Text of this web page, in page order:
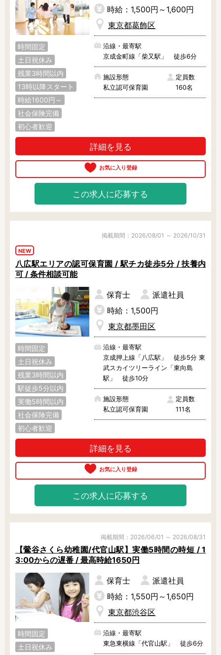
時間固定
土日祝休み
残業3時間以内
13時以降スタート
時給1600円～
社会保険完備
初心者歓迎
時給：1,500円～1,600円
東京都葛飾区
沿線・最寄駅
京成金町線「柴又駅」 徒歩6分
施設形態
私立認可保育園
定員数
160名
詳細を見る
この求人に応募する
掲載期間：2026/08/01 ～ 2026/10/31
NEW
八広駅エリアの認可保育園 / 駅チカ徒歩5分 / 扶養内
可 / 条件相談可能
時間固定
土日祝休み
残業3時間以内
駅徒歩5分以内
実働5時間以内
社会保険完備
初心者歓迎
保育士
派遣社員
時給：1,500円
東京都墨田区
沿線・最寄駅
京成押上線「八広駅」 徒歩5分 東
武スカイツリーライン「東向島
駅」 徒歩10分
施設形態
私立認可保育園
定員数
111名
詳細を見る
この求人に応募する
掲載期間：2026/06/01 ～ 2026/08/31
【鶯谷さくら幼稚園/代官山駅】実働5時間の時短 / 1
3:00からの遅番 / 最高時給1650円
時間固定
土日祝休み
保育士
派遣社員
時給：1,550円～1,650円
東京都渋谷区
沿線・最寄駅
東急東横線「代官山駅」 徒歩6分